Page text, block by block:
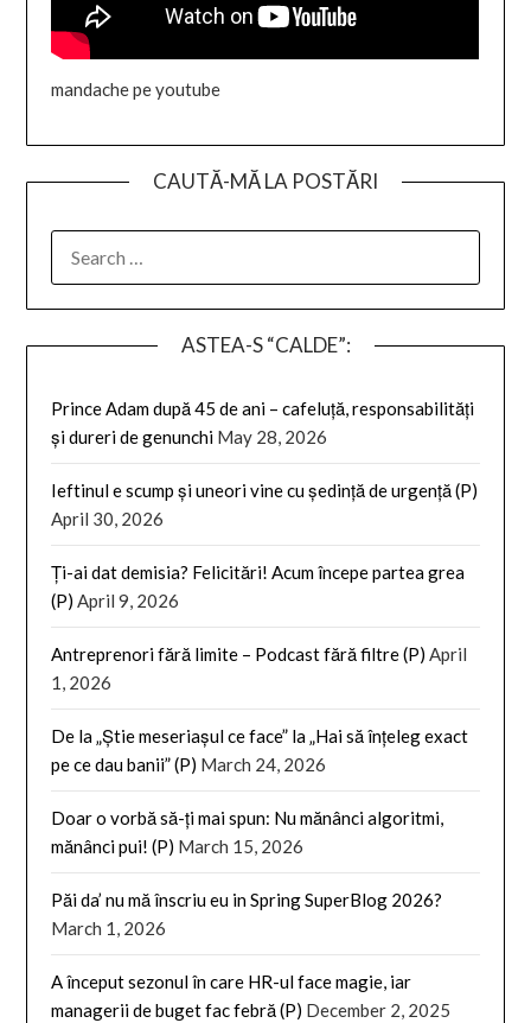
mandache pe youtube
CAUTĂ-MĂ LA POSTĂRI
FOR:
ASTEA-S “CALDE”:
Prince Adam după 45 de ani – cafeluță, responsabilități
și dureri de genunchi May 28, 2026
Ieftinul e scump și uneori vine cu ședință de urgență (P)
April 30, 2026
Ți-ai dat demisia? Felicitări! Acum începe partea grea
(P) April 9, 2026
Antreprenori fără limite – Podcast fără filtre (P) April
1, 2026
De la „Știe meseriașul ce face” la „Hai să înțeleg exact
pe ce dau banii” (P) March 24, 2026
Doar o vorbă să-ți mai spun: Nu mănânci algoritmi,
mănânci pui! (P) March 15, 2026
Păi da’ nu mă înscriu eu in Spring SuperBlog 2026?
March 1, 2026
A început sezonul în care HR-ul face magie, iar
managerii de buget fac febră (P) December 2, 2025